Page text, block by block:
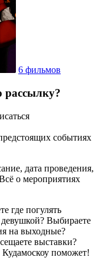
6 фильмов
рассылку?
событиях
дата проведения,
о мероприятиях
где погулять
Выбираете
на выходные?
выставки?
Кудамоскоу поможет!